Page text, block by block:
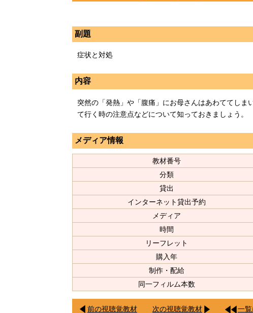
副題
症状と対処
内容
突然の「発熱」や「腹痛」にお母さんはあわててし
て行く時の注意点などについて知っておきましょう。
メディア情報
教材番号
分類
貸出
インターネット貸出予約
メディア
時間
リーフレット
購入年
制作・配給
同一フィルム本数
前の視聴覚教材 次の視聴覚教材 一